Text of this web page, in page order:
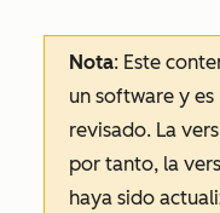
Nota: Este
un software y
revisado. La
por tanto, la
haya sido